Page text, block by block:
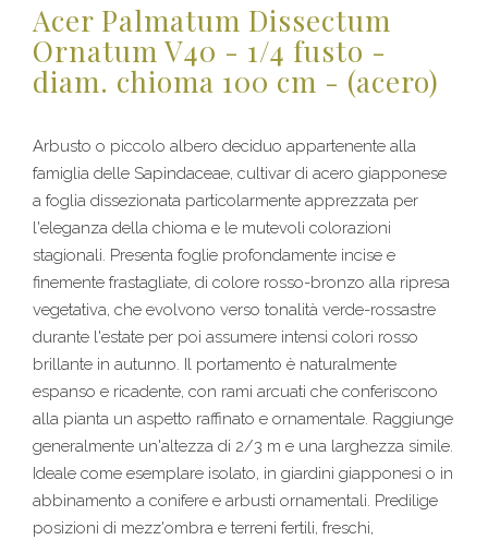
Acer Palmatum Dissectum
Ornatum V40 - 1/4 fusto -
diam. chioma 100 cm - (acero)
Arbusto o piccolo albero deciduo appartenente alla
famiglia delle Sapindaceae, cultivar di acero giapponese
a foglia dissezionata particolarmente apprezzata per
l'eleganza della chioma e le mutevoli colorazioni
stagionali. Presenta foglie profondamente incise e
finemente frastagliate, di colore rosso-bronzo alla ripresa
vegetativa, che evolvono verso tonalità verde-rossastre
durante l'estate per poi assumere intensi colori rosso
brillante in autunno. Il portamento è naturalmente
espanso e ricadente, con rami arcuati che conferiscono
alla pianta un aspetto raffinato e ornamentale. Raggiunge
generalmente un'altezza di 2/3 m e una larghezza simile.
Ideale come esemplare isolato, in giardini giapponesi o in
abbinamento a conifere e arbusti ornamentali. Predilige
posizioni di mezz'ombra e terreni fertili, freschi,